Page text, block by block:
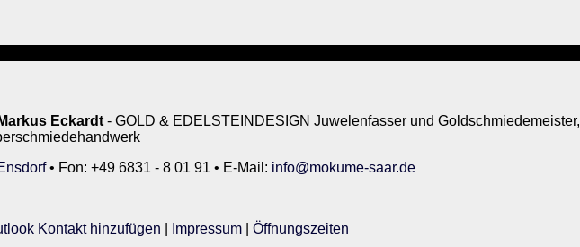
Eckardt - GOLD & EDELSTEINDESIGN Juwelenfasser und Goldschmiedemeister,
• Fon: +49 6831 - 8 01 91 • E-Mail: info@mokume-saar.de
Kontakt hinzufügen Impressum Öffnungszeiten